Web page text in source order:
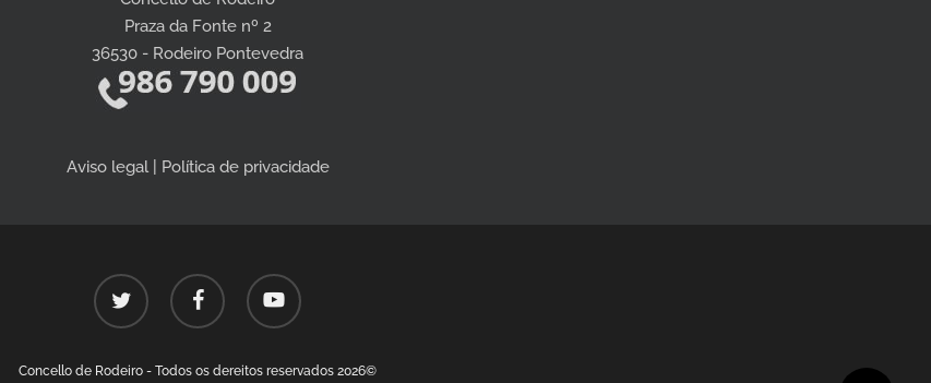
Praza da Fonte nº 2
36530 - Rodeiro Pontevedra
Aviso legal | Política de privacidade
twitter facebook youtube
Concello de Rodeiro - Todos os dereitos reservados 2026©